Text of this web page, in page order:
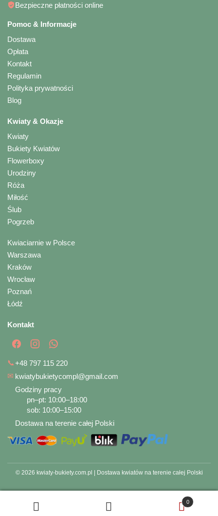
Bezpieczne płatności online
Pomoc & Informacje
Dostawa
Opłata
Kontakt
Regulamin
Polityka prywatności
Blog
Kwiaty & Okazje
Kwiaty
Bukiety Kwiatów
Flowerboxy
Urodziny
Róża
Miłość
Ślub
Pogrzeb
Kwiaciarnie w Polsce
Warszawa
Kraków
Wrocław
Poznań
Łódź
Kontakt
📞+48 797 115 220
✉ kwiatybukietycompl@gmail.com
Godziny pracy
pn–pt: 10:00–18:00
sob: 10:00–15:00
Dostawa na terenie całej Polski
0
© 2026 kwiaty-bukiety.com.pl | Dostawa kwiatów na terenie całej Polski